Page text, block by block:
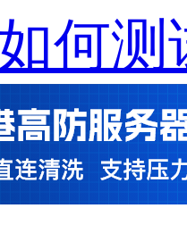
何测